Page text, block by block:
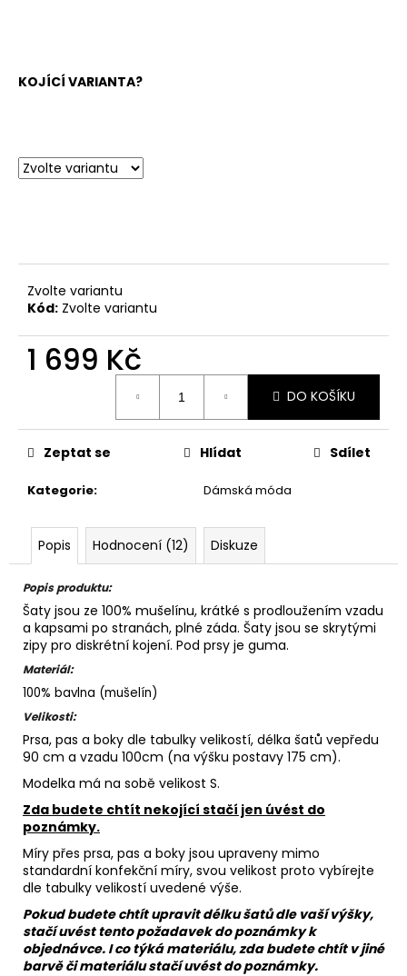
KOJÍCÍ VARIANTA?
Zvolte variantu
Kód: Zvolte variantu
1 699 Kč
DO KOŠÍKU
Kategorie: Dámská móda
Zeptat se Hlídat Sdílet
Popis Hodnocení (12) Diskuze
Popis produktu:
Šaty jsou ze 100% mušelínu, krátké s prodloužením vzadu
a kapsami po stranách, plné záda. Šaty jsou se skrytými
zipy pro diskrétní kojení. Pod prsy je guma.
Materiál:
100% bavlna (mušelín)
Velikosti:
Prsa, pas a boky dle tabulky velikostí, délka šatů vepředu
90 cm a vzadu 100cm (na výšku postavy 175 cm).
Modelka má na sobě velikost S.
Zda budete chtít nekojící stačí jen úvést do
poznámky.
Míry přes prsa, pas a boky jsou upraveny mimo
standardní konfekční míry, svou velikost proto vybírejte
dle tabulky velikostí uvedené výše.
Pokud budete chtít upravit délku šatů dle vaší výšky,
stačí uvést tento požadavek do poznámky k
objednávce. I co týká materiálu, zda budete chtít v jiné
barvě či materiálu stačí uvést do poznámky.